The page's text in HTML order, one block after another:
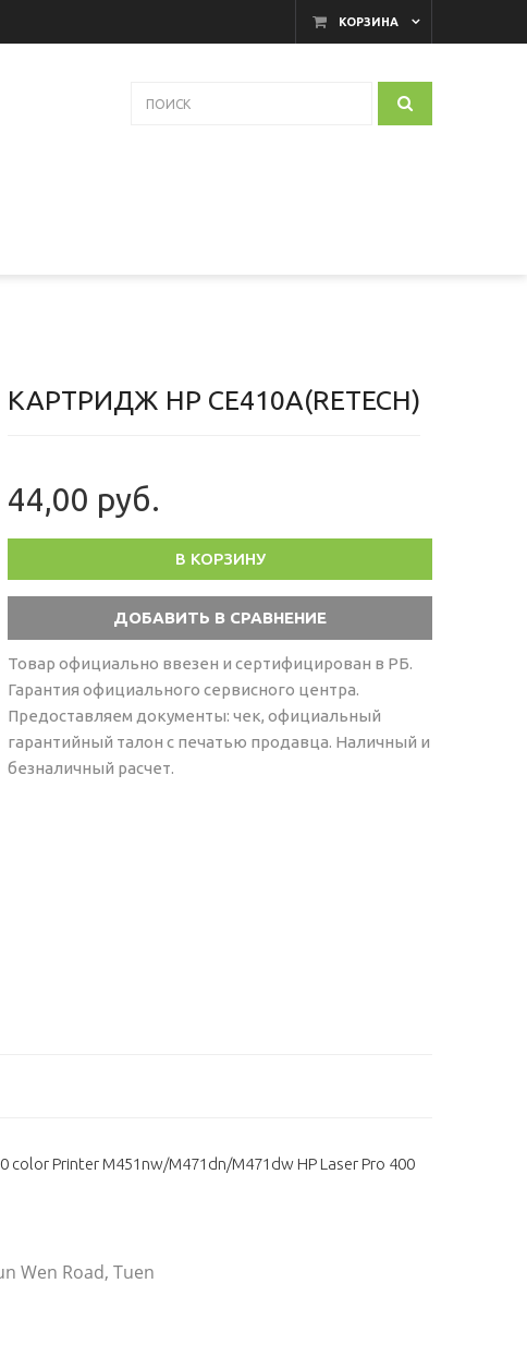
КОРЗИНА
КАРТРИДЖ HP CE410A(RETECH)
44,00 руб.
В КОРЗИНУ
Товар официально ввезен и сертифицирован в РБ.
Гарантия официального сервисного центра.
Предоставляем документы: чек, официальный
гарантийный талон с печатью продавца. Наличный и
безналичный расчет.
color Printer M451nw/M471dn/M471dw HP Laser Pro 400
Wen Road, Tuen